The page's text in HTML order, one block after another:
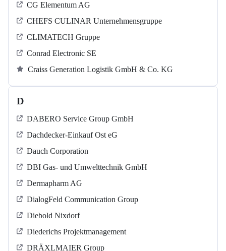
CG Elementum AG
CHEFS CULINAR Unternehmensgruppe
CLIMATECH Gruppe
Conrad Electronic SE
Craiss Generation Logistik GmbH & Co. KG
D
DABERO Service Group GmbH
Dachdecker-Einkauf Ost eG
Dauch Corporation
DBI Gas- und Umwelttechnik GmbH
Dermapharm AG
DialogFeld Communication Group
Diebold Nixdorf
Diederichs Projektmanagement
DRÄXLMAIER Group